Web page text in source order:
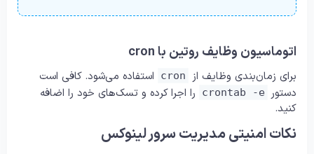
اتوماسیون وظایف روتین با cron
برای زمان‌بندی وظایف از cron
استفاده می‌شود. کافی است
دستور crontab -e
را اجرا کرده و تسک‌های خود را اضافه
کنید.
نکات امنیتی مدیریت سرور لینوکس